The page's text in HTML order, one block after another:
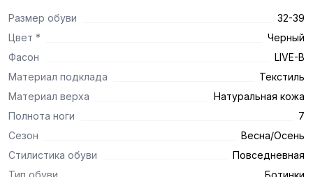
Размер обуви
32-39
Цвет *
Черный
Фасон
LIVE-B
Материал подклада
Текстиль
Материал верха
Натуральная кожа
Полнота ноги
7
Сезон
Весна/Осень
Стилистика обуви
Повседневная
Тип обуви
Ботинки